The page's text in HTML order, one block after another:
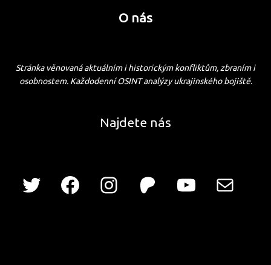
O nás
Stránka věnovaná aktuálním i historickým konfliktům, zbraním i
osobnostem. Každodenní OSINT analýzy ukrajinského bojiště.
Najdete nás